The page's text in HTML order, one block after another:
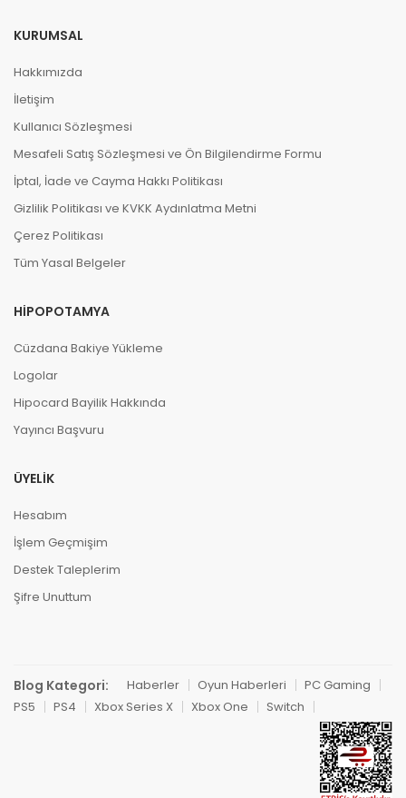
KURUMSAL
Hakkımızda
İletişim
Kullanıcı Sözleşmesi
Mesafeli Satış Sözleşmesi ve Ön Bilgilendirme Formu
İptal, İade ve Cayma Hakkı Politikası
Gizlilik Politikası ve KVKK Aydınlatma Metni
Çerez Politikası
Tüm Yasal Belgeler
HIPOPOTAMYA
Cüzdana Bakiye Yükleme
Logolar
Hipocard Bayilik Hakkında
Yayıncı Başvuru
ÜYELIK
Hesabım
İşlem Geçmişim
Destek Taleplerim
Şifre Unuttum
Blog Kategori: Haberler Oyun Haberleri
PC Gaming
PS5
PS4 Xbox Series X Xbox One Switch